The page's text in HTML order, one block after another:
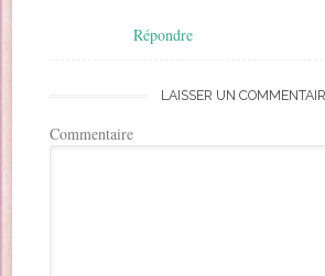
Répondre
LAISSER UN
Commentaire